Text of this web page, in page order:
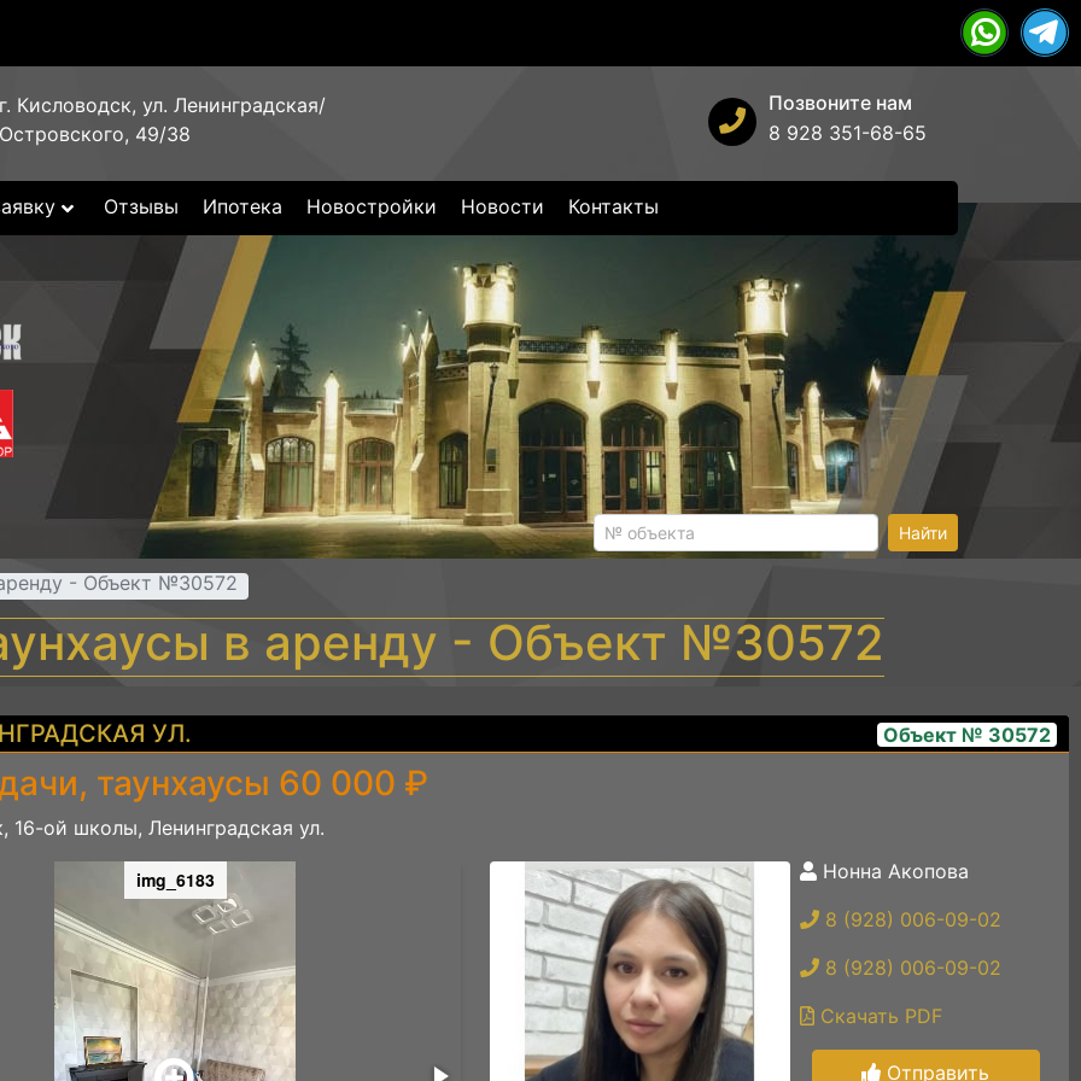
г. Кисловодск, ул. Ленинградская/
Островского, 49/38
Позвоните нам
8 928 351-68-65
Отзывы Ипотека Новостройки Новости Контакты
Найти
- Объект №30572
в аренду - Объект №30572
УЛ. Объект № 30572
таунхаусы 60 000 ₽
16-ой школы, Ленинградская ул.
img_6183 img_6185
Нонна Акопова
8 (928) 006-09-02
8 (928) 006-09-02
Скачать PDF
Отправить